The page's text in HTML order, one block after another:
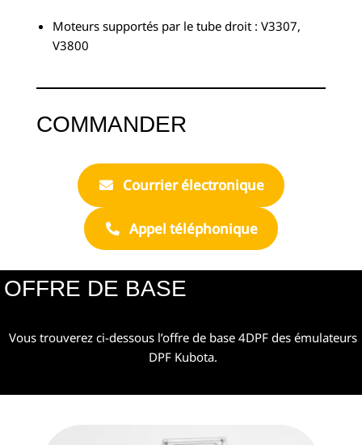
Moteurs supportés par le tube droit : V3307,
V3800
COMMANDER
Courrier électronique
Appel téléphonique
OFFRE DE BASE
Vous trouverez ci-dessous l’offre de base 4DPF des émulateurs
DPF Kubota.